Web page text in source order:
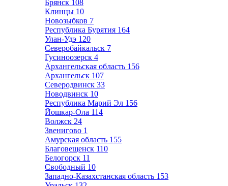
Брянск 108
Клинцы 10
Новозыбков 7
Республика Бурятия 164
Улан-Удэ 120
Северобайкальск 7
Гусиноозерск 4
Архангельская область 156
Архангельск 107
Северодвинск 33
Новодвинск 10
Республика Марий Эл 156
Йошкар-Ола 114
Волжск 24
Звенигово 1
Амурская область 155
Благовещенск 110
Белогорск 11
Свободный 10
Западно-Казахстанская область 153